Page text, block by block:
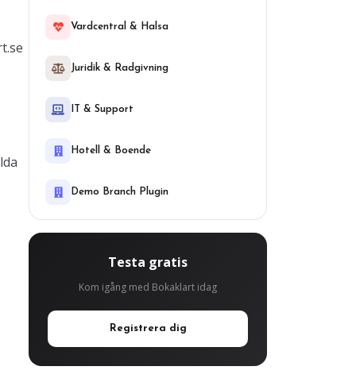
Vardcentral & Halsa
Juridik & Radgivning
IT & Support
Hotell & Boende
Demo Branch Plugin
Testa gratis
Kom igång med Bokaklart idag
Registrera dig